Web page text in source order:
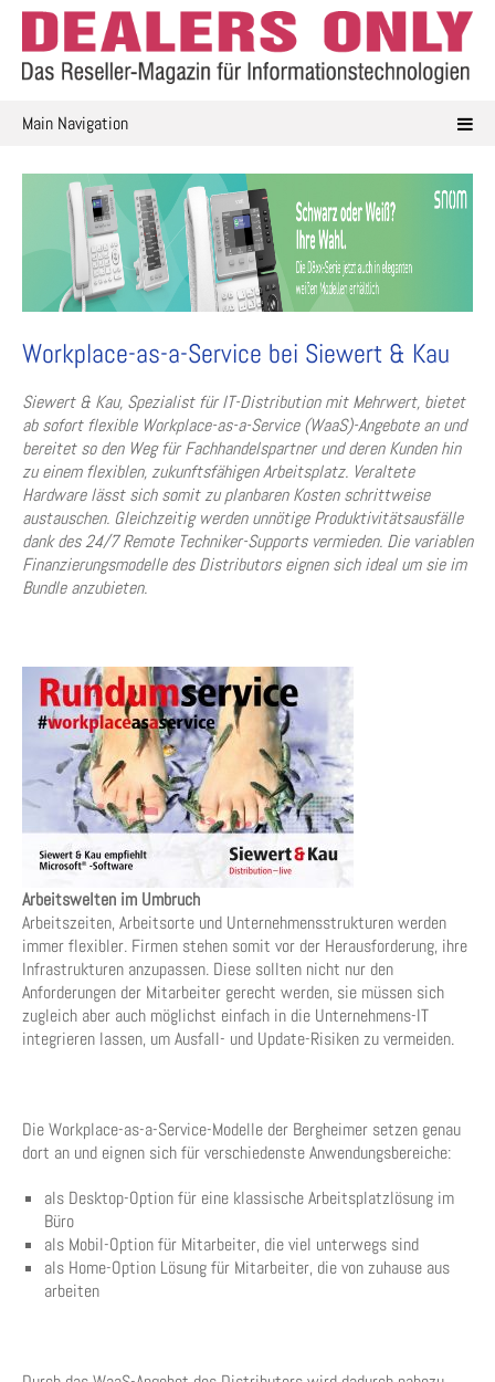
Skip
content
Main Navigation
Workplace-as-a-Service bei Siewert & Kau
Siewert & Kau, Spezialist für IT-Distribution mit Mehrwert, bietet
ab sofort flexible Workplace-as-a-Service (WaaS)-Angebote an und
bereitet so den Weg für Fachhandelspartner und deren Kunden hin
zu einem flexiblen, zukunftsfähigen Arbeitsplatz. Veraltete
Hardware lässt sich somit zu planbaren Kosten schrittweise
austauschen. Gleichzeitig werden unnötige Produktivitätsausfälle
dank des 24/7 Remote Techniker-Supports vermieden. Die variablen
Finanzierungsmodelle des Distributors eignen sich ideal um sie im
Bundle anzubieten.
Arbeitswelten im Umbruch
Arbeitszeiten, Arbeitsorte und Unternehmensstrukturen werden
immer flexibler. Firmen stehen somit vor der Herausforderung, ihre
Infrastrukturen anzupassen. Diese sollten nicht nur den
Anforderungen der Mitarbeiter gerecht werden, sie müssen sich
zugleich aber auch möglichst einfach in die Unternehmens-IT
integrieren lassen, um Ausfall- und Update-Risiken zu vermeiden.
Die Workplace-as-a-Service-Modelle der Bergheimer setzen genau
dort an und eignen sich für verschiedenste Anwendungsbereiche:
als Desktop-Option für eine klassische Arbeitsplatzlösung im
Büro
als Mobil-Option für Mitarbeiter, die viel unterwegs sind
als Home-Option Lösung für Mitarbeiter, die von zuhause aus
arbeiten